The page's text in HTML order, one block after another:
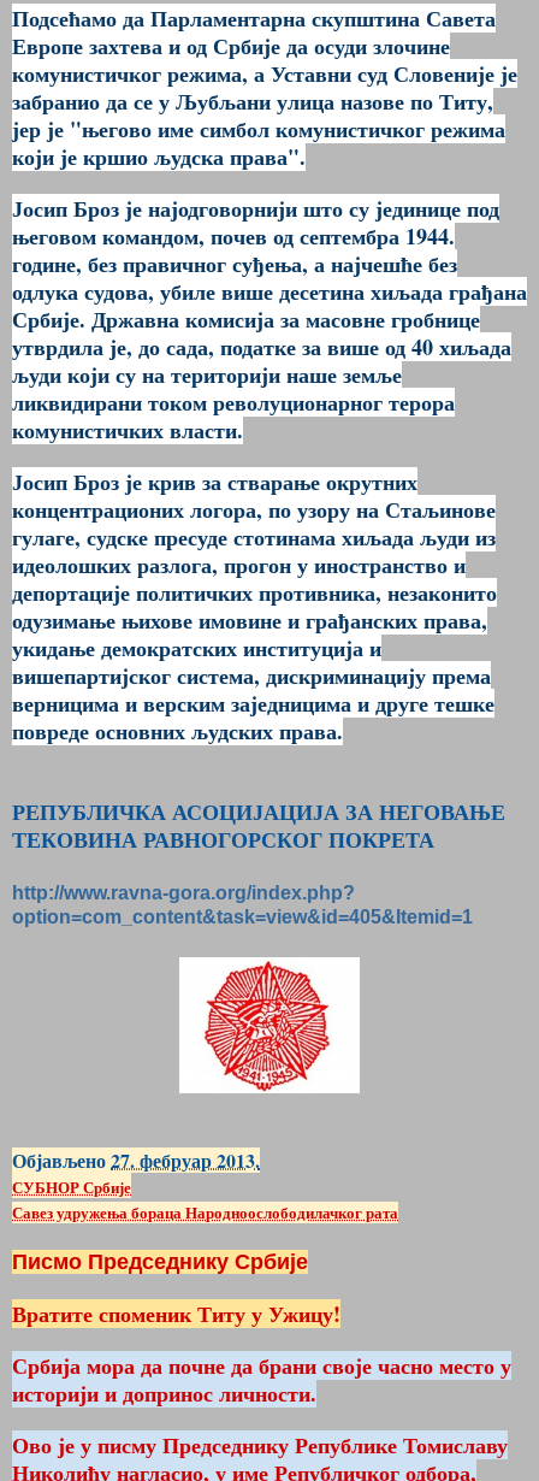
Подсећамо да Парламентарна скупштина Савета
Европе захтева и од Србије да осуди злочине
комунистичког режима, а Уставни суд Словеније је
забранио да се у Љубљани улица назове по Титу,
јер је "његово име симбол комунистичког режима
који је кршио људска права".
Јосип Броз је најодговорнији што су јединице под
његовом командом, почев од септембра 1944.
године, без правичног суђења, а најчешће без
одлука судова, убиле више десетина хиљада грађана
Србије. Државна комисија за масовне гробнице
утврдила је, до сада, податке за више од 40 хиљада
људи који су на територији наше земље
ликвидирани током револуционарног терора
комунистичких власти.
Јосип Броз је крив за стварање окрутних
концентрационих логора, по узору на Стаљинове
гулаге, судске пресуде стотинама хиљада људи из
идеолошких разлога, прогон у иностранство и
депортације политичких противника, незаконито
одузимање њихове имовине и грађанских права,
укидање демократских институција и
вишепартијског система, дискриминацију према
верницима и верским заједницима и друге тешке
повреде основних људских права.
РЕПУБЛИЧКА АСОЦИЈАЦИЈА ЗА НЕГОВАЊЕ
ТЕКОВИНА РАВНОГОРСКОГ ПОКРЕТА
http://www.ravna-gora.org/index.php?
option=com_content&task=view&id=405&Itemid=1
Објављено27. фебруар 2013.
СУБНОР Србије
Савез удружења бораца Народноослободилачког рата
Писмо Председнику Србије
Вратите споменик Титу у Ужицу!
Србија мора да почне да брани своје часно место у
историји и допринос личности.
Ово је у писму Председнику Републике Томиславу
Николићу нагласио, у име Републичког одбора,